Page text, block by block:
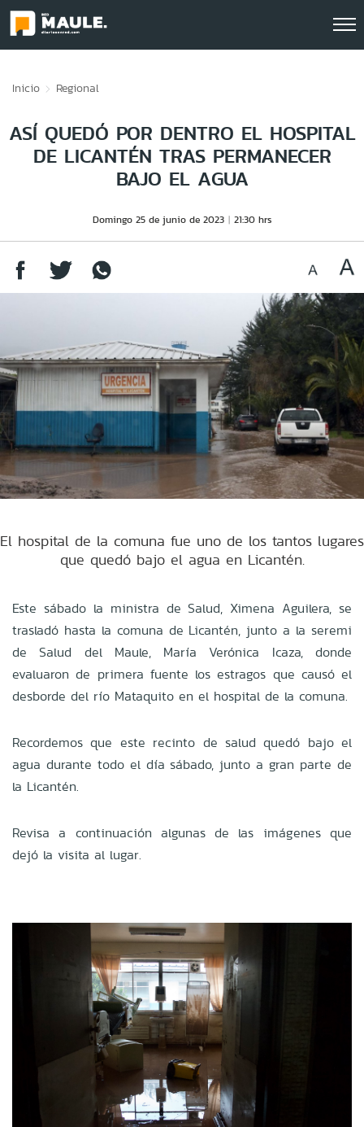
Inicio Regional
ASÍ QUEDÓ POR DENTRO EL HOSPITAL
DE LICANTÉN TRAS PERMANECER
BAJO EL AGUA
Domingo 25 de junio de 2023 21:30 hrs
El hospital de la comuna fue uno de los tantos lugares
que quedó bajo el agua en Licantén.
Este sábado la ministra de Salud, Ximena Aguilera, se
trasladó hasta la comuna de Licantén, junto a la seremi
de Salud del Maule, María Verónica Icaza, donde
evaluaron de primera fuente los estragos que causó el
desborde del río Mataquito en el hospital de la comuna.
Recordemos que este recinto de salud quedó bajo el
agua durante todo el día sábado, junto a gran parte de
la Licantén.
Revisa a continuación algunas de las imágenes que
dejó la visita al lugar.